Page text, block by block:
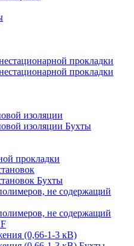
прокладки
прокладки
изоляции
изоляции Бухты
прокладки
Бухты
не содержащий
не содержащий
(0,66-1-3 кВ)